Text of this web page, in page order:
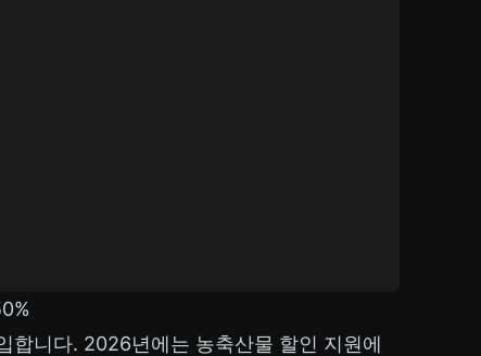
합니다. 2026년에는 농축산물 할인 지원에